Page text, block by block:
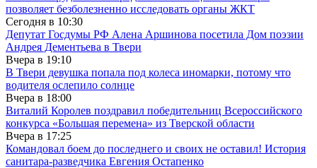
позволяет безболезненно исследовать органы ЖКТ
Сегодня в 10:30
Депутат Госдумы РФ Алена Аршинова посетила Дом поэзии
Андрея Дементьева в Твери
Вчера в 19:10
В Твери девушка попала под колеса иномарки, потому что
водителя ослепило солнце
Вчера в 18:00
Виталий Королев поздравил победительниц Всероссийского
конкурса «Большая перемена» из Тверской области
Вчера в 17:25
Командовал боем до последнего и своих не оставил! История
санитара-разведчика Евгения Остапенко